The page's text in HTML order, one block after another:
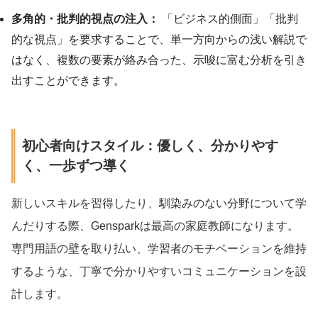
多角的・批判的視点の注入：
「ビジネス的側面」「批判
的な視点」を要求することで、単一方向からの浅い解説で
はなく、複数の要素が絡み合った、示唆に富む分析を引き
出すことができます。
初心者向けスタイル：優しく、分かりやす
く、一歩ずつ導く
新しいスキルを習得したり、馴染みのない分野について学
んだりする際、Gensparkは最高の家庭教師になります。
専門用語の壁を取り払い、学習者のモチベーションを維持
するような、丁寧で分かりやすいコミュニケーションを設
計します。